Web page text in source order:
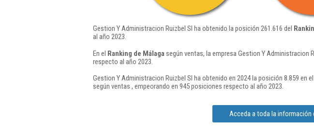
Gestion Y Administracion Ruizbel Sl ha obtenido la posición 261.616 del
al año 2023.
En el Ranking de Málaga según ventas, la empresa Gestion Y Administracion
respecto al año 2023.
Gestion Y Administracion Ruizbel Sl ha obtenido en 2024 la posición 8.859 en el
según ventas , empeorando en 945 posiciones respecto al año 2023.
Acceda a toda la información